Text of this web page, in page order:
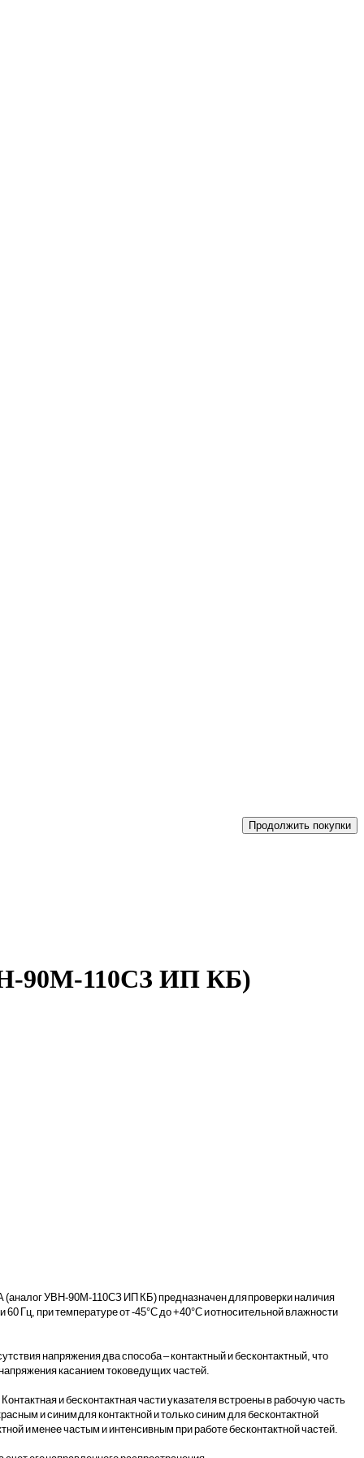
Продолжить покупки
90М-110СЗ ИП КБ)
(аналог УВН-90М-110СЗ ИП КБ) предназначен для проверки наличия
Гц, при температуре от -45°С до +40°С и относительной влажности
напряжения два способа – контактный и бесконтактный, что
касанием токоведущих частей.
и бесконтактная части указателя встроены в рабочую часть
и синим для контактной и только синим для бесконтактной
и менее частым и интенсивным при работе бесконтактной частей.